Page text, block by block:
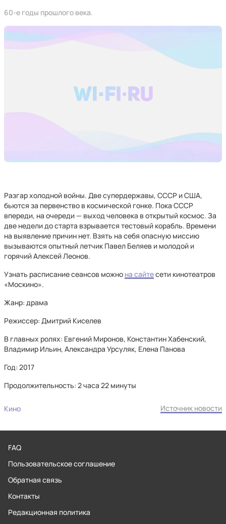
60-е годы прошлого века.
Разгар холодной войны. Две супердержавы, СССР и США,
бьются за первенство в космической гонке. Пока СССР
впереди, на очереди — выход человека в открытый космос. За
две недели до старта взрывается тестовый корабль. Времени
на выявление причин нет. Взять на себя опасную миссию
вызываются опытный летчик Павел Беляев и молодой и
горячий Алексей Леонов.
Узнать расписание сеансов можно на сайтесети кинотеатров
«Москино».
Жанр: драма
Режиссер: Дмитрий Киселев
В главных ролях: Евгений Миронов, Константин Хабенский,
Владимир Ильин, Александра Урсуляк, Елена Панова
Год: 2017
Продолжительность: 2 часа 22 минуты
Кино Источник новости
FAQ
Пользовательское соглашение
Обратная связь
Контакты
Редакционная политика